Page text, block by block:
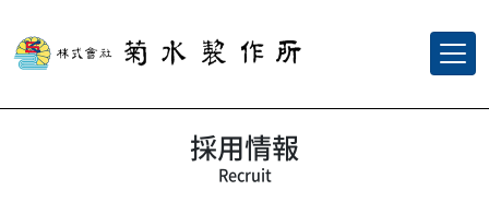
採用情報
Recruit